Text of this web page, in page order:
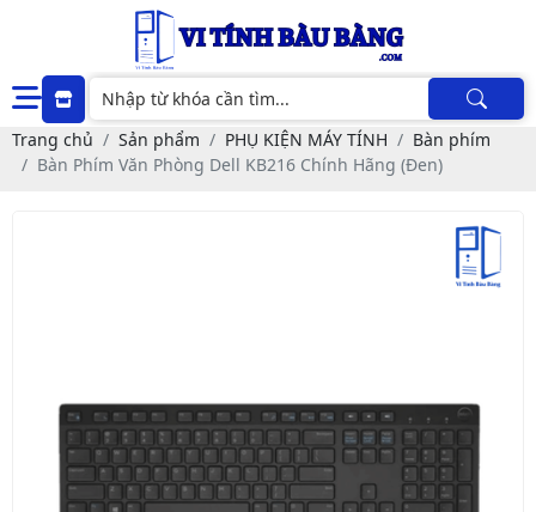
Trang chủ Sản phẩm PHỤ KIỆN MÁY TÍNH
Bàn phím
Bàn Phím Văn Phòng Dell KB216 Chính Hãng (Đen)